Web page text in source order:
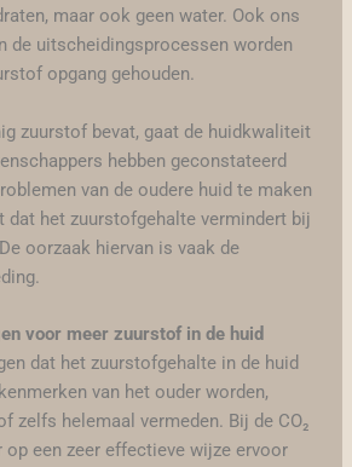
maar ook geen water. Ook ons
de uitscheidingsprocessen worden
opgang gehouden.
zuurstof bevat, gaat de huidkwaliteit
hebben geconstateerd
van de oudere huid te maken
dat het zuurstofgehalte vermindert bij
oorzaak hiervan is vaak de
voor meer zuurstof in de huid
dat het zuurstofgehalte in de huid
van het ouder worden,
zelfs helemaal vermeden. Bij de CO₂
op een zeer effectieve wijze ervoor